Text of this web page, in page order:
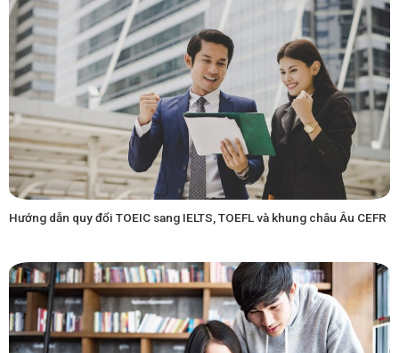
Hướng dẫn quy đổi TOEIC sang IELTS, TOEFL và khung châu Âu CEFR